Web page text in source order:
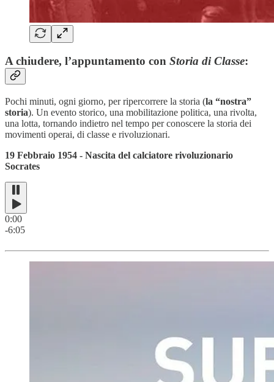
A chiudere, l’appuntamento con Storia di Classe:
Pochi minuti, ogni giorno, per ripercorrere la storia (la “nostra”
storia). Un evento storico, una mobilitazione politica, una rivolta,
una lotta, tornando indietro nel tempo per conoscere la storia dei
movimenti operai, di classe e rivoluzionari.
19 Febbraio 1954 - Nascita del calciatore rivoluzionario
Socrates
0:00
-6:05